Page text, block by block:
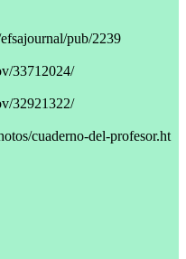
pub/2239
33712024/
32921322/
cuaderno-del-profesor.ht